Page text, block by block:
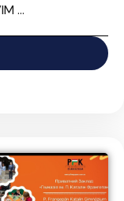
...